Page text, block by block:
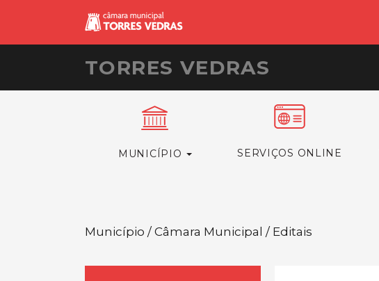
TORRES VEDRAS
MUNICÍPIO SERVIÇOS ONLINE
Município / Câmara Municipal / Editais